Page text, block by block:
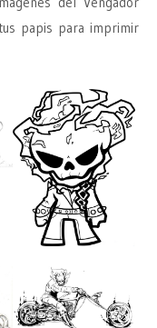
papis para imprimir